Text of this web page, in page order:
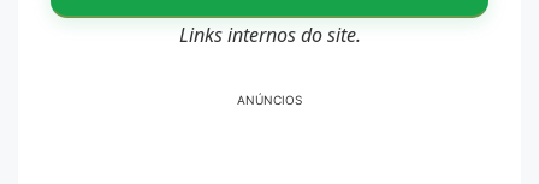
Links internos do site.
ANÚNCIOS